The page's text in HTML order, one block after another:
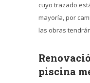
cuyo trazado
mayoría, por
las obras
piscina